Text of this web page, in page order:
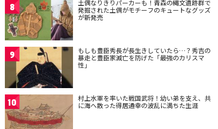
8 土偶なりきりパーカーも！青森の縄文遺跡群で
発掘された土偶がモチーフのキュートなグッズ
が新発売
9 もしも豊臣秀長が長生きしていたら…？秀吉の
暴走と豊臣家滅亡を防げた「最強のカリスマ
性」
10 村上水軍を率いた戦国武将！幼い弟を支え、共
に海へ散った得居通幸の波乱に満ちた生涯